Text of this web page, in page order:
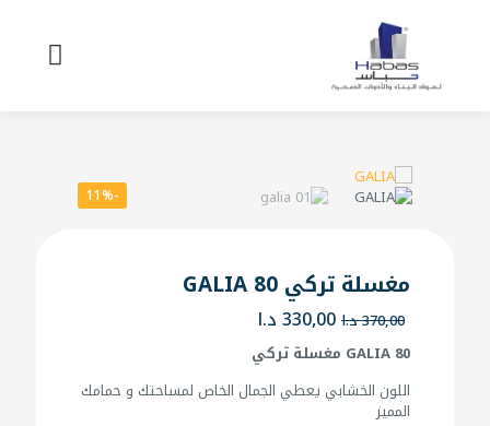
-11%
مغسلة تركي GALIA 80
370,00د.ا السعر
الأصلي
هو:
370,00 د.ا.
330,00د.ا
هو:
330,00 د.ا.
GALIA 80 مغسلة تركي
اللون الخشابي يعطي الجمال الخاص لمساحتك و حمامك
المميز